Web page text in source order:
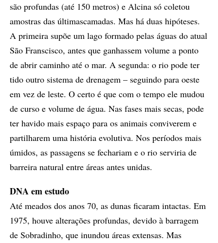
são profundas (até 150 metros) e Alcina só coletou
amostras das últimascamadas. Mas há duas hipóteses.
A primeira supõe um lago formado pelas águas do atual
São Franscisco, antes que ganhassem volume a ponto
de abrir caminho até o mar. A segunda: o rio pode ter
tido outro sistema de drenagem – seguindo para oeste
em vez de leste. O certo é que com o tempo ele mudou
de curso e volume de água. Nas fases mais secas, pode
ter havido mais espaço para os animais conviverem e
partilharem uma história evolutiva. Nos períodos mais
úmidos, as passagens se fechariam e o rio serviria de
barreira natural entre áreas antes unidas.
DNA em estudo
Até meados dos anos 70, as dunas ficaram intactas. Em
1975, houve alterações profundas, devido à barragem
de Sobradinho, que inundou áreas extensas. Mas